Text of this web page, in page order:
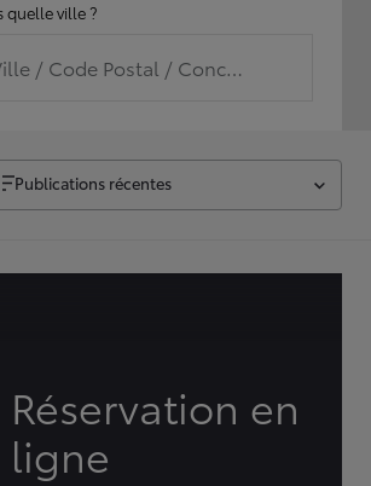
quelle ville ?
/ Code Postal / Concession
Publications récentes
Réservation en
ligne